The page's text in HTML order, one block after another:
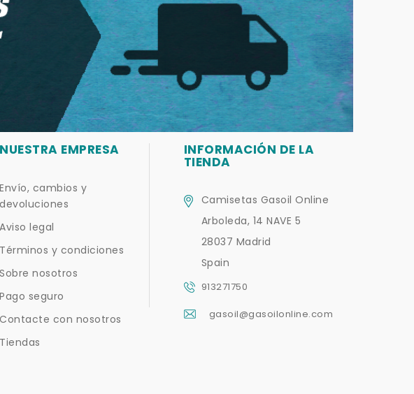
NUESTRA EMPRESA
Envío, cambios y
devoluciones
Aviso legal
Términos y condiciones
Sobre nosotros
Pago seguro
Contacte con nosotros
Tiendas
INFORMACIÓN DE LA
TIENDA
Camisetas Gasoil Online
Arboleda, 14 NAVE 5
28037 Madrid
Spain
913271750
gasoil@gasoilonline.com